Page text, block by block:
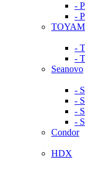
-
-
-
-
Seanovo
-
-
-
-
Condor
HDX